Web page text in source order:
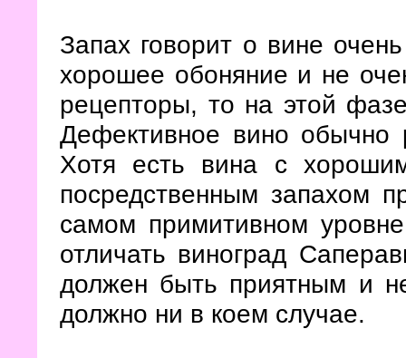
Запах говорит о вине
хорошее обоняние и не
рецепторы, то на этой
Дефективное вино обычно
Хотя есть вина с
посредственным запахом
самом примитивном
отличать виноград
должен быть приятным и
должно ни в коем случае.